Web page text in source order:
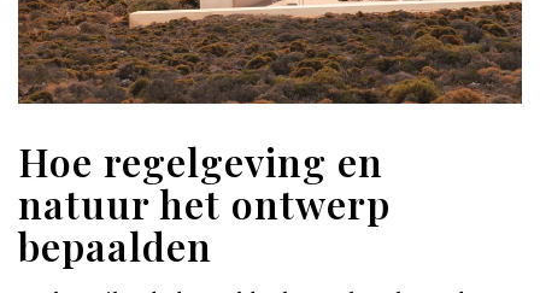
Hoe regelgeving en
natuur het ontwerp
bepaalden